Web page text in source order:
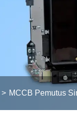
MCCB Pemutus